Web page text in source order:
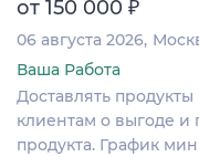
от 150 000
06 августа 2026
Ваша Работа
Доставлять
клиентам о выгоде
продукта. График